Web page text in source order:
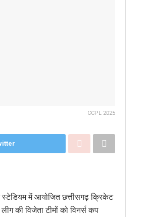
CCPL 2025
स्टेडियम में आयोजित छत्तीसगढ़ क्रिकेट
की विजेता टीमों को विनर्स कप